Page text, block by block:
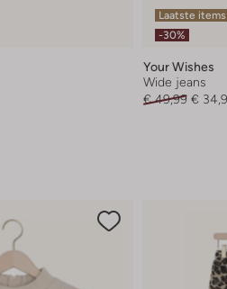
Laatste items
-30%
Your Wishes
Wide jeans
€ 49,99 €